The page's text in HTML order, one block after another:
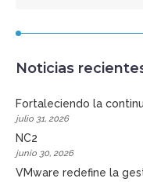
Noticias
Fortaleciendo la
julio 31, 2026
NC2
junio 30, 2026
VMware redefine la